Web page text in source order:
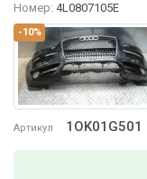
-10%
Артикул 1OK01G501
Номер: 4L0807105E